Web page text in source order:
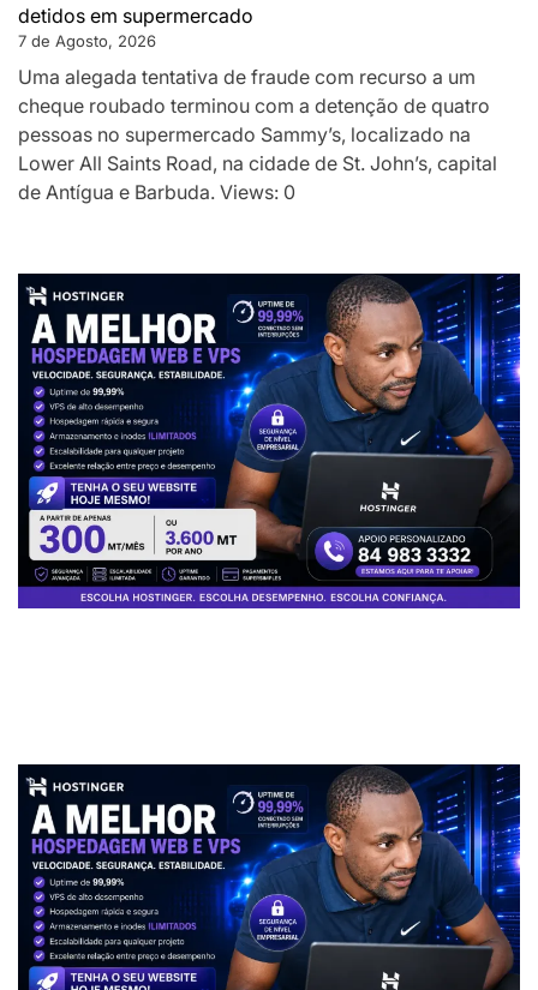
detidos em supermercado
7 de Agosto, 2026
Uma alegada tentativa de fraude com recurso a um
cheque roubado terminou com a detenção de quatro
pessoas no supermercado Sammy’s, localizado na
Lower All Saints Road, na cidade de St. John’s, capital
de Antígua e Barbuda. Views: 0